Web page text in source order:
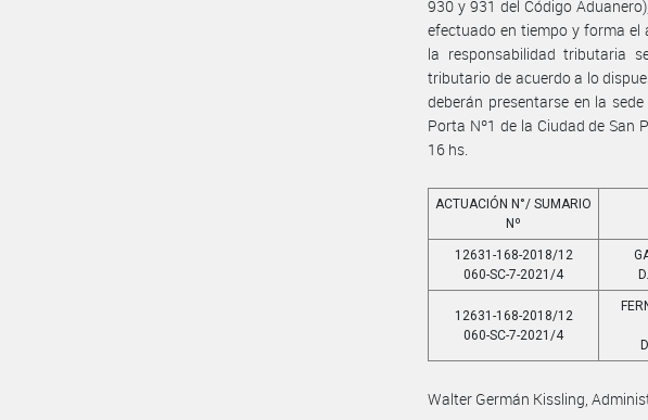
930 y 931 del Código
efectuado en tiempo y forma el
la responsabilidad tributaria
tributario de acuerdo a lo
deberán presentarse en la
Porta Nº1 de la Ciudad de San
16 hs.
ACTUACIÓN N°/ SUMARIO
Nº
12631-168-2018/12
060-SC-7-2021/4
12631-168-2018/12
060-SC-7-2021/4
Walter Germán Kissling,